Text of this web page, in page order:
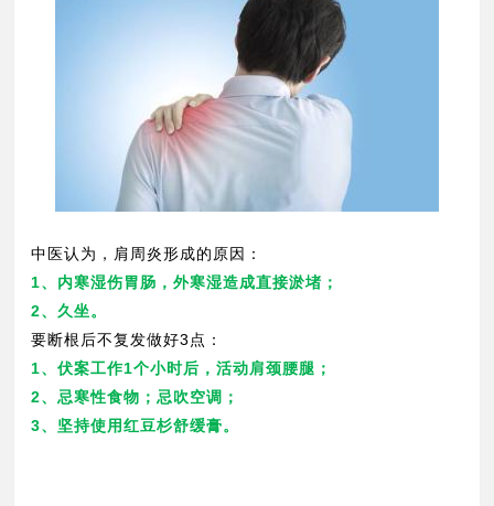
中医认为，肩周炎形成的原因：
1、内寒湿伤胃肠，外寒湿造成直接淤堵；
2、久坐。
要断根后不复发做好3点：
1、伏案工作1个小时后，活动肩颈腰腿；
2、忌寒性食物；忌吹空调；
3、坚持使用红豆杉舒缓膏。